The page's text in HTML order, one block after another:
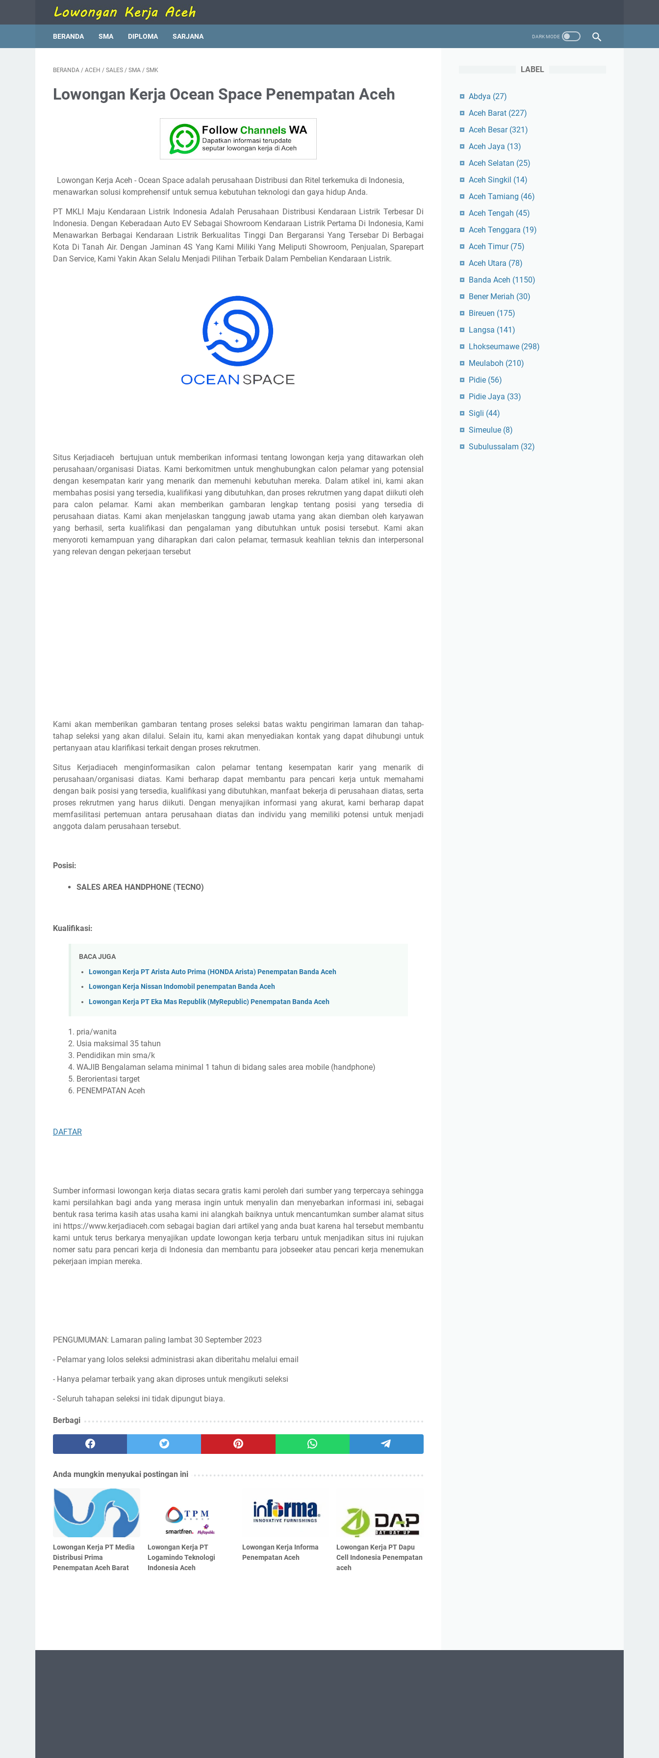
BERANDA SMA DIPLOMA SARJANA
BERANDA / ACEH / SALES / SMA / SMK
Lowongan Kerja Ocean Space Penempatan Aceh
Lowongan Kerja Aceh - Ocean Space adalah perusahaan Distribusi dan Ritel terkemuka di Indonesia,
menawarkan solusi komprehensif untuk semua kebutuhan teknologi dan gaya hidup Anda.
PT MKLI Maju Kendaraan Listrik Indonesia Adalah Perusahaan Distribusi Kendaraan Listrik Terbesar Di
Indonesia. Dengan Keberadaan Auto EV Sebagai Showroom Kendaraan Listrik Pertama Di Indonesia, Kami
Menawarkan Berbagai Kendaraan Listrik Berkualitas Tinggi Dan Bergaransi Yang Tersebar Di Berbagai
Kota Di Tanah Air. Dengan Jaminan 4S Yang Kami Miliki Yang Meliputi Showroom, Penjualan, Sparepart
Dan Service, Kami Yakin Akan Selalu Menjadi Pilihan Terbaik Dalam Pembelian Kendaraan Listrik.
Situs Kerjadiaceh bertujuan untuk memberikan informasi tentang lowongan kerja yang ditawarkan oleh
perusahaan/organisasi Diatas. Kami berkomitmen untuk menghubungkan calon pelamar yang potensial
dengan kesempatan karir yang menarik dan memenuhi kebutuhan mereka. Dalam atikel ini, kami akan
membahas posisi yang tersedia, kualifikasi yang dibutuhkan, dan proses rekrutmen yang dapat diikuti oleh
para calon pelamar. Kami akan memberikan gambaran lengkap tentang posisi yang tersedia di
perusahaan diatas. Kami akan menjelaskan tanggung jawab utama yang akan diemban oleh karyawan
yang berhasil, serta kualifikasi dan pengalaman yang dibutuhkan untuk posisi tersebut. Kami akan
menyoroti kemampuan yang diharapkan dari calon pelamar, termasuk keahlian teknis dan interpersonal
yang relevan dengan pekerjaan tersebut
Kami akan memberikan gambaran tentang proses seleksi batas waktu pengiriman lamaran dan tahap-
tahap seleksi yang akan dilalui. Selain itu, kami akan menyediakan kontak yang dapat dihubungi untuk
pertanyaan atau klarifikasi terkait dengan proses rekrutmen.
Situs Kerjadiaceh menginformasikan calon pelamar tentang kesempatan karir yang menarik di
perusahaan/organisasi diatas. Kami berharap dapat membantu para pencari kerja untuk memahami
dengan baik posisi yang tersedia, kualifikasi yang dibutuhkan, manfaat bekerja di perusahaan diatas, serta
proses rekrutmen yang harus diikuti. Dengan menyajikan informasi yang akurat, kami berharap dapat
memfasilitasi pertemuan antara perusahaan diatas dan individu yang memiliki potensi untuk menjadi
anggota dalam perusahaan tersebut.
Posisi:
SALES AREA HANDPHONE (TECNO)
Kualifikasi:
BACA JUGA
Lowongan Kerja PT Arista Auto Prima (HONDA Arista) Penempatan Banda Aceh
Lowongan Kerja Nissan Indomobil penempatan Banda Aceh
Lowongan Kerja PT Eka Mas Republik (MyRepublic) Penempatan Banda Aceh
pria/wanita
Usia maksimal 35 tahun
Pendidikan min sma/k
WAJIB Bengalaman selama minimal 1 tahun di bidang sales area mobile (handphone)
Berorientasi target
PENEMPATAN Aceh
DAFTAR
Sumber informasi lowongan kerja diatas secara gratis kami peroleh dari sumber yang terpercaya sehingga
kami persilahkan bagi anda yang merasa ingin untuk menyalin dan menyebarkan informasi ini, sebagai
bentuk rasa terima kasih atas usaha kami ini alangkah baiknya untuk mencantumkan sumber alamat situs
ini https://www.kerjadiaceh.com sebagai bagian dari artikel yang anda buat karena hal tersebut membantu
kami untuk terus berkarya menyajikan update lowongan kerja terbaru untuk menjadikan situs ini rujukan
nomer satu para pencari kerja di Indonesia dan membantu para jobseeker atau pencari kerja menemukan
pekerjaan impian mereka.
PENGUMUMAN: Lamaran paling lambat 30 September 2023
- Pelamar yang lolos seleksi administrasi akan diberitahu melalui email
- Hanya pelamar terbaik yang akan diproses untuk mengikuti seleksi
- Seluruh tahapan seleksi ini tidak dipungut biaya.
Berbagi
Anda mungkin menyukai postingan ini
Lowongan Kerja PT Media
Distribusi Prima
Penempatan Aceh Barat
Lowongan Kerja PT
Logamindo Teknologi
Indonesia Aceh
Lowongan Kerja Informa
Penempatan Aceh
Lowongan Kerja PT Dapu
Cell Indonesia Penempatan
aceh
LABEL
Abdya (27)
Aceh Barat (227)
Aceh Besar (321)
Aceh Jaya (13)
Aceh Selatan (25)
Aceh Singkil (14)
Aceh Tamiang (46)
Aceh Tengah (45)
Aceh Tenggara (19)
Aceh Timur (75)
Aceh Utara (78)
Banda Aceh (1150)
Bener Meriah (30)
Bireuen (175)
Langsa (141)
Lhokseumawe (298)
Meulaboh (210)
Pidie (56)
Pidie Jaya (33)
Sigli (44)
Simeulue (8)
Subulussalam (32)